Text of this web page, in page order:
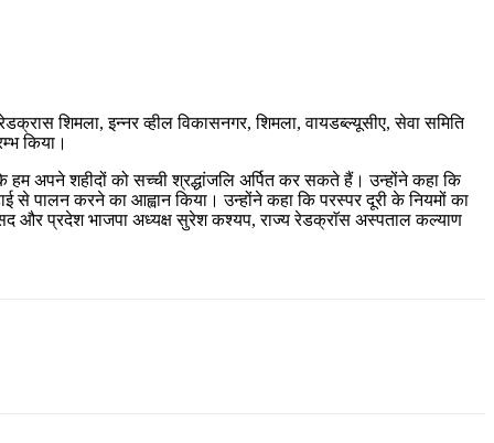
शिमला, इन्नर व्हील विकासनगर, शिमला, वायडब्ल्यूसीए, सेवा समिति
किया।
हम अपने शहीदों को सच्ची श्रद्धांजलि अर्पित कर सकते हैं। उन्होंने कहा कि
से पालन करने का आह्वान किया। उन्होंने कहा कि परस्पर दूरी के नियमों का
और प्रदेश भाजपा अध्यक्ष सुरेश कश्यप, राज्य रेडक्राॅस अस्पताल कल्याण